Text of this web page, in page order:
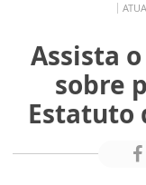
Assista
sobre
Estatuto